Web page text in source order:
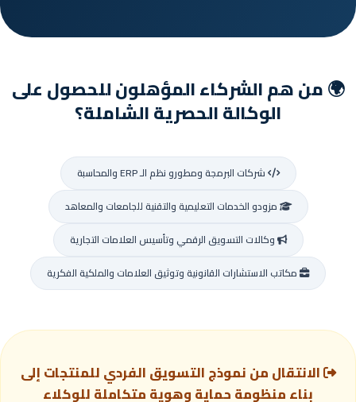
🌍 من هم الشركاء المؤهلون للحصول على
الوكالة الحصرية الشاملة؟
شركات البرمجة ومطورو نظم الـ ERP والمحاسبة
مزودو الخدمات التعليمية والتقنية للجامعات والمعاهد
وكالات التسويق الرقمي وتأسيس العلامات التجارية
مكاتب الاستشارات القانونية وتوثيق العلامات والملكية الفكرية
الانتقال من نموذج التسويق الفردي للمنتجات إلى
بناء منظومة حماية وهوية متكاملة للوكلاء